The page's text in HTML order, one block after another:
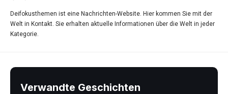
Deifokusthemen ist eine Nachrichten-Website. Hier kommen Sie mit der
Welt in Kontakt. Sie erhalten aktuelle Informationen über die Welt in jeder
Kategorie.
Verwandte Geschichten